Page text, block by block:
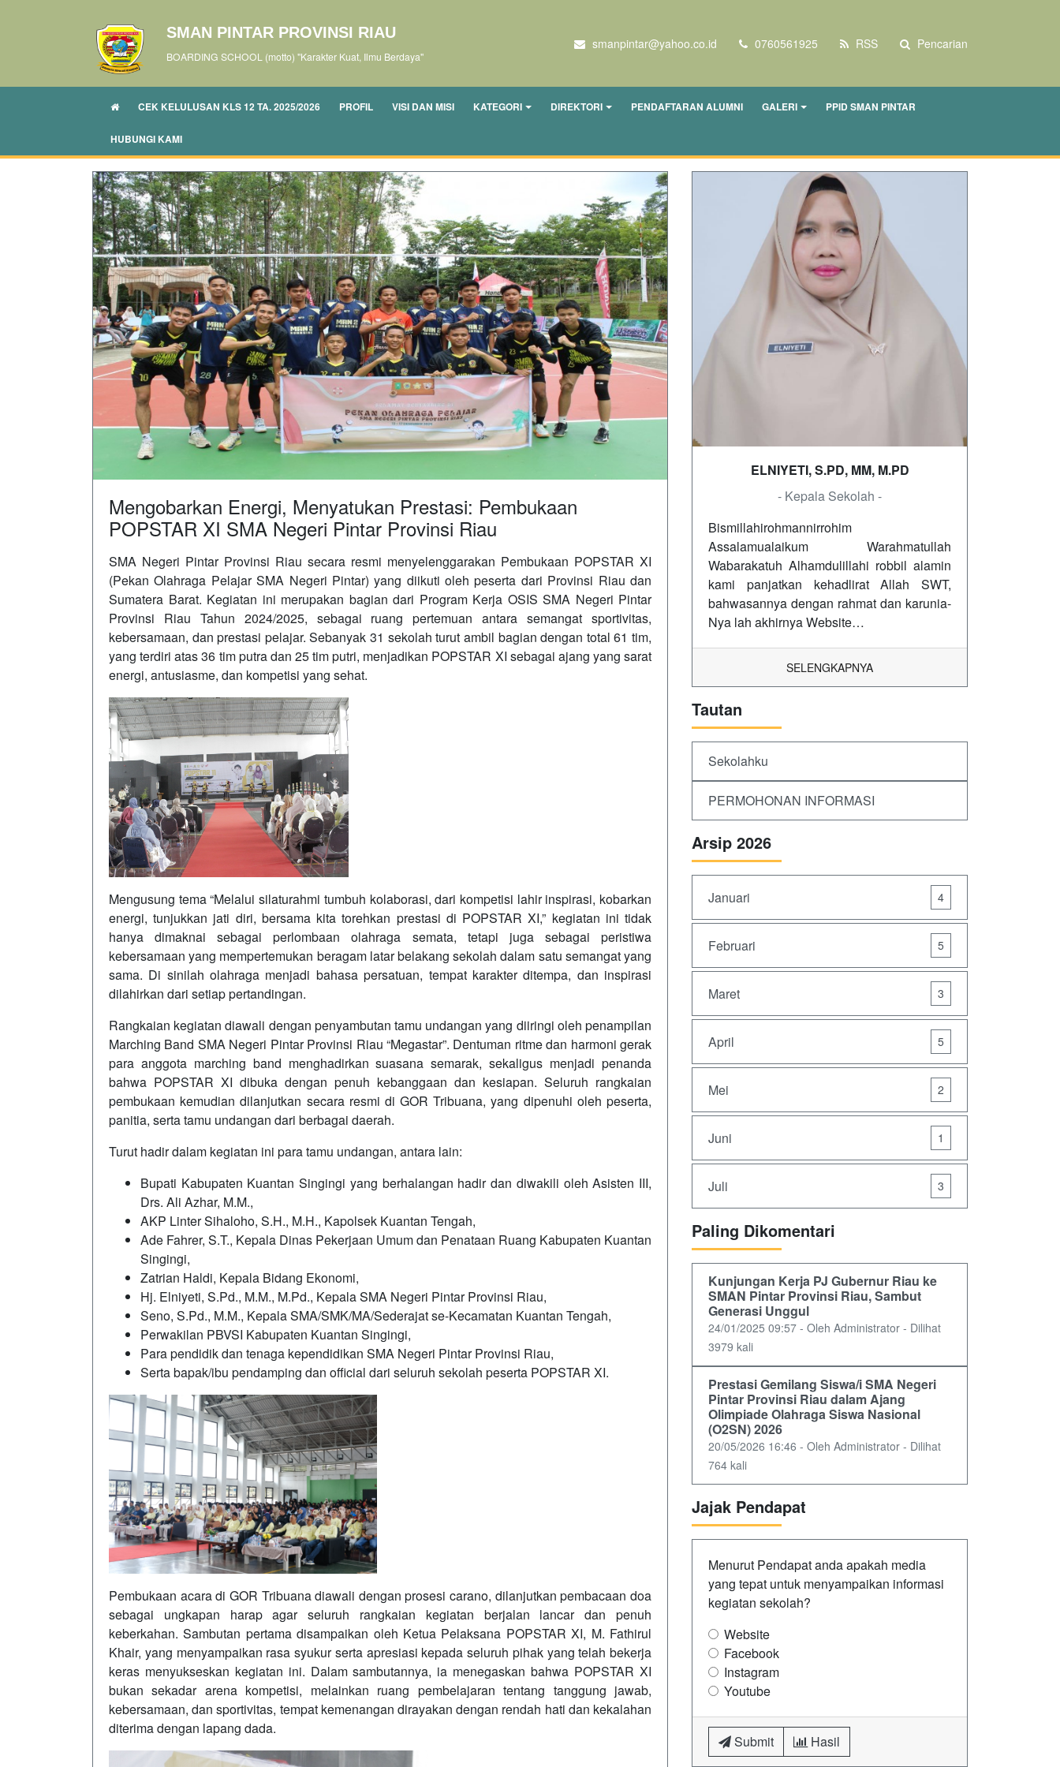
SMAN PINTAR PROVINSI RIAU
BOARDING SCHOOL (motto) "Karakter Kuat, Ilmu Berdaya"
smanpintar@yahoo.co.id 0760561925 RSS Pencarian
CEK KELULUSAN KLS 12 TA. 2025/2026 PROFIL VISI DAN MISI KATEGORI DIREKTORI PENDAFTARAN ALUMNI GALERI PPID SMAN PINTAR
HUBUNGI KAMI
Mengobarkan Energi, Menyatukan Prestasi: Pembukaan
POPSTAR XI SMA Negeri Pintar Provinsi Riau
SMA Negeri Pintar Provinsi Riau secara resmi menyelenggarakan Pembukaan POPSTAR XI
(Pekan Olahraga Pelajar SMA Negeri Pintar) yang diikuti oleh peserta dari Provinsi Riau dan
Sumatera Barat. Kegiatan ini merupakan bagian dari Program Kerja OSIS SMA Negeri Pintar
Provinsi Riau Tahun 2024/2025, sebagai ruang pertemuan antara semangat sportivitas,
kebersamaan, dan prestasi pelajar. Sebanyak 31 sekolah turut ambil bagian dengan total 61 tim,
yang terdiri atas 36 tim putra dan 25 tim putri, menjadikan POPSTAR XI sebagai ajang yang sarat
energi, antusiasme, dan kompetisi yang sehat.
Mengusung tema “Melalui silaturahmi tumbuh kolaborasi, dari kompetisi lahir inspirasi, kobarkan
energi, tunjukkan jati diri, bersama kita torehkan prestasi di POPSTAR XI,” kegiatan ini tidak
hanya dimaknai sebagai perlombaan olahraga semata, tetapi juga sebagai peristiwa
kebersamaan yang mempertemukan beragam latar belakang sekolah dalam satu semangat yang
sama. Di sinilah olahraga menjadi bahasa persatuan, tempat karakter ditempa, dan inspirasi
dilahirkan dari setiap pertandingan.
Rangkaian kegiatan diawali dengan penyambutan tamu undangan yang diiringi oleh penampilan
Marching Band SMA Negeri Pintar Provinsi Riau “Megastar”. Dentuman ritme dan harmoni gerak
para anggota marching band menghadirkan suasana semarak, sekaligus menjadi penanda
bahwa POPSTAR XI dibuka dengan penuh kebanggaan dan kesiapan. Seluruh rangkaian
pembukaan kemudian dilanjutkan secara resmi di GOR Tribuana, yang dipenuhi oleh peserta,
panitia, serta tamu undangan dari berbagai daerah.
Turut hadir dalam kegiatan ini para tamu undangan, antara lain:
Bupati Kabupaten Kuantan Singingi yang berhalangan hadir dan diwakili oleh Asisten III,
Drs. Ali Azhar, M.M.,
AKP Linter Sihaloho, S.H., M.H., Kapolsek Kuantan Tengah,
Ade Fahrer, S.T., Kepala Dinas Pekerjaan Umum dan Penataan Ruang Kabupaten Kuantan
Singingi,
Zatrian Haldi, Kepala Bidang Ekonomi,
Hj. Elniyeti, S.Pd., M.M., M.Pd., Kepala SMA Negeri Pintar Provinsi Riau,
Seno, S.Pd., M.M., Kepala SMA/SMK/MA/Sederajat se-Kecamatan Kuantan Tengah,
Perwakilan PBVSI Kabupaten Kuantan Singingi,
Para pendidik dan tenaga kependidikan SMA Negeri Pintar Provinsi Riau,
Serta bapak/ibu pendamping dan official dari seluruh sekolah peserta POPSTAR XI.
Pembukaan acara di GOR Tribuana diawali dengan prosesi carano, dilanjutkan pembacaan doa
sebagai ungkapan harap agar seluruh rangkaian kegiatan berjalan lancar dan penuh
keberkahan. Sambutan pertama disampaikan oleh Ketua Pelaksana POPSTAR XI, M. Fathirul
Khair, yang menyampaikan rasa syukur serta apresiasi kepada seluruh pihak yang telah bekerja
keras menyukseskan kegiatan ini. Dalam sambutannya, ia menegaskan bahwa POPSTAR XI
bukan sekadar arena kompetisi, melainkan ruang pembelajaran tentang tanggung jawab,
kebersamaan, dan sportivitas, tempat kemenangan dirayakan dengan rendah hati dan kekalahan
diterima dengan lapang dada.
ELNIYETI, S.PD, MM, M.PD
- Kepala Sekolah -
Bismillahirohmannirrohim
Assalamualaikum Warahmatullah
Wabarakatuh Alhamdulillahi robbil alamin
kami panjatkan kehadlirat Allah SWT,
bahwasannya dengan rahmat dan karunia-
Nya lah akhirnya Website…
SELENGKAPNYA
Tautan
Sekolahku
PERMOHONAN INFORMASI
Arsip 2026
Januari 4
Februari 5
Maret 3
April 5
Mei 2
Juni 1
Juli 3
Paling Dikomentari
Kunjungan Kerja PJ Gubernur Riau ke
SMAN Pintar Provinsi Riau, Sambut
Generasi Unggul
24/01/2025 09:57 - Oleh Administrator - Dilihat
3979 kali
Prestasi Gemilang Siswa/i SMA Negeri
Pintar Provinsi Riau dalam Ajang
Olimpiade Olahraga Siswa Nasional
(O2SN) 2026
20/05/2026 16:46 - Oleh Administrator - Dilihat
764 kali
Jajak Pendapat
Menurut Pendapat anda apakah media
yang tepat untuk menyampaikan informasi
kegiatan sekolah?
Website
Facebook
Instagram
Youtube
Submit Hasil